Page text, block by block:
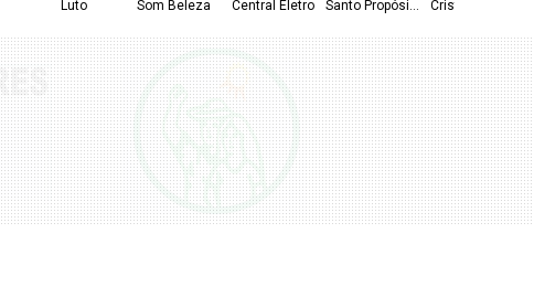
Luto Som Beleza Central Eletro Santo Propósito Cristal Vidros